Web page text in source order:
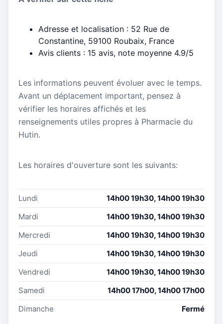
Adresse et localisation : 52 Rue de
Constantine, 59100 Roubaix, France
Avis clients : 15 avis, note moyenne 4.9/5
Les informations peuvent évoluer avec le temps.
Avant un déplacement important, pensez à
vérifier les horaires affichés et les
renseignements utiles propres à Pharmacie du
Hutin.
Les horaires d'ouverture sont les suivants:
Lundi
14h00 19h30, 14h00 19h30
Mardi
14h00 19h30, 14h00 19h30
Mercredi
14h00 19h30, 14h00 19h30
Jeudi
14h00 19h30, 14h00 19h30
Vendredi
14h00 19h30, 14h00 19h30
Samedi
14h00 17h00, 14h00 17h00
Dimanche
Fermé